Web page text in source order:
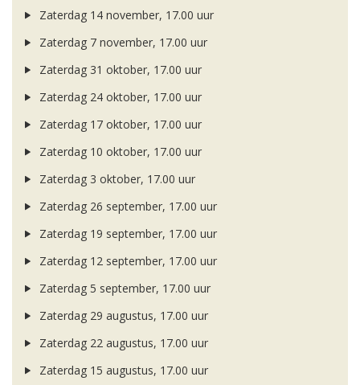
Zaterdag 14 november, 17.00 uur
Zaterdag 7 november, 17.00 uur
Zaterdag 31 oktober, 17.00 uur
Zaterdag 24 oktober, 17.00 uur
Zaterdag 17 oktober, 17.00 uur
Zaterdag 10 oktober, 17.00 uur
Zaterdag 3 oktober, 17.00 uur
Zaterdag 26 september, 17.00 uur
Zaterdag 19 september, 17.00 uur
Zaterdag 12 september, 17.00 uur
Zaterdag 5 september, 17.00 uur
Zaterdag 29 augustus, 17.00 uur
Zaterdag 22 augustus, 17.00 uur
Zaterdag 15 augustus, 17.00 uur